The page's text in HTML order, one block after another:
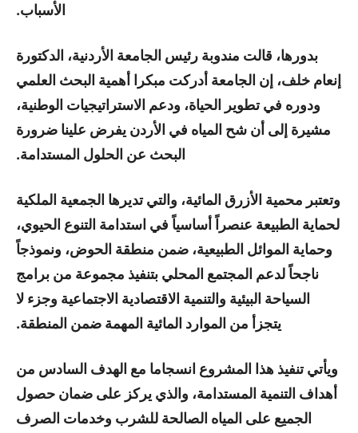
الأسباب.
بدورها، قالت مندوبة رئيس الجامعة الأردنية، الدكتورة
إنعام خلف، إن الجامعة أدركت مبكرا أهمية البحث العلمي
ودوره في تطوير الحياة، ودعم الاستراتيجيات الوطنية،
مشيرة إلى أن شح المياه في الأردن يفرض علينا ضرورة
البحث عن الحلول المستدامة.
وتعتبر محمية الأزرق المائية، والتي تديرها الجمعية الملكية
لحماية الطبيعة عنصراً أساسياً في استدامة التنوع الحيوي،
وحماية الموائل الطبيعية، ضمن منطقة الحوض، ونموذجاً
ناجحاً لدعم المجتمع المحلي بتنفيذ مجموعة من برامج
السياحة البيئية والتنمية الاقتصادية الاجتماعية وجزء لا
يتجزأ من الموارد المائية المهمة ضمن المنطقة.
ويأتي تنفيذ هذا المشروع انسجاما مع الهدف السادس من
أهداف التنمية المستدامة، والذي يركز على ضمان حصول
الجميع على المياه الصالحة للشرب وخدمات الصرف